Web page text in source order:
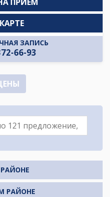
ЗАПИСЬ
66-93
РАЙОНЕ